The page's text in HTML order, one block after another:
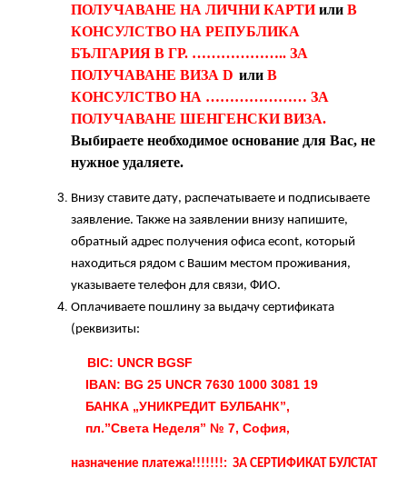
ПОЛУЧАВАНЕ НА ЛИЧНИ КАРТИили В
КОНСУЛСТВО НА РЕПУБЛИКА
БЪЛГАРИЯ В ГР. ……………….. ЗА
ПОЛУЧАВАНЕ ВИЗА D или В
КОНСУЛСТВО НА ………………… ЗА
ПОЛУЧАВАНЕ ШЕНГЕНСКИ ВИЗА.
Выбираете необходимое основание для Вас, не
нужное удаляете.
Внизу ставите дату, распечатываете и подписываете
заявление. Также на заявлении внизу напишите,
обратный адрес получения офиса econt, который
находиться рядом с Вашим местом проживания,
указываете телефон для связи, ФИО.
Оплачиваете пошлину за выдачу сертификата
(реквизиты:
BIC: UNCR BGSF
IBAN: BG 25 UNCR 7630 1000 3081 19
БАНКА „УНИКРЕДИТ БУЛБАНК”,
пл.”Света Неделя” № 7, София,
назначение платежа!!!!!!!: ЗА СЕРТИФИКАТ БУЛСТАТ